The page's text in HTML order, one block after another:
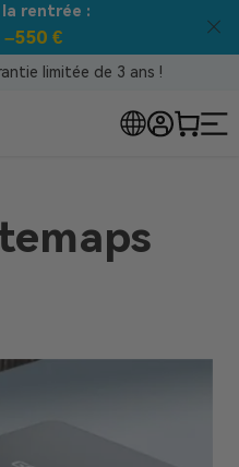
rentrée :
€
limitée de 3 ans !